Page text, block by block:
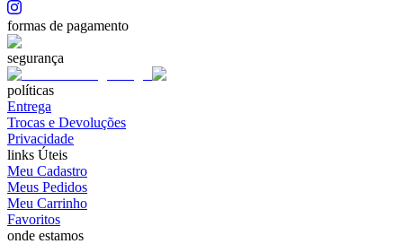
formas de pagamento
segurança
políticas
Entrega
Trocas e Devoluções
Privacidade
links Úteis
Meu Cadastro
Meus Pedidos
Meu Carrinho
Favoritos
onde estamos